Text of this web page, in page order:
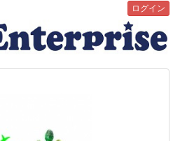
ログイン